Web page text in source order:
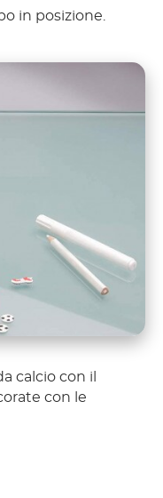
in posizione.
calcio con il
con le